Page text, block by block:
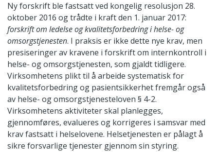
Ny forskrift ble fastsatt ved kongelig resolusjon 28.
oktober 2016 og trådte i kraft den 1. januar 2017:
forskrift om ledelse og kvalitetsforbedring i helse- og
omsorgstjenesten. I praksis er ikke dette nye krav, men
presiseringer av kravene i forskrift om internkontroll i
helse- og omsorgstjenesten, som gjaldt tidligere.
Virksomhetens plikt til å arbeide systematisk for
kvalitetsforbedring og pasientsikkerhet fremgår også
av helse- og omsorgstjenesteloven § 4-2.
Virksomhetens aktiviteter skal planlegges,
gjennomføres, evalueres og korrigeres i samsvar med
krav fastsatt i helselovene. Helsetjenesten er pålagt å
sikre forsvarlige tjenester gjennom sin styring.